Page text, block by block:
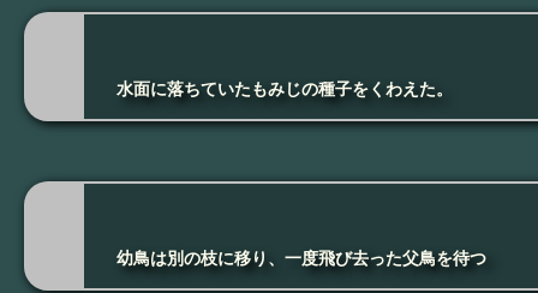
水面に落ちていたもみじの種子をくわえた。
幼鳥は別の枝に移り、一度飛び去った父鳥を待つ